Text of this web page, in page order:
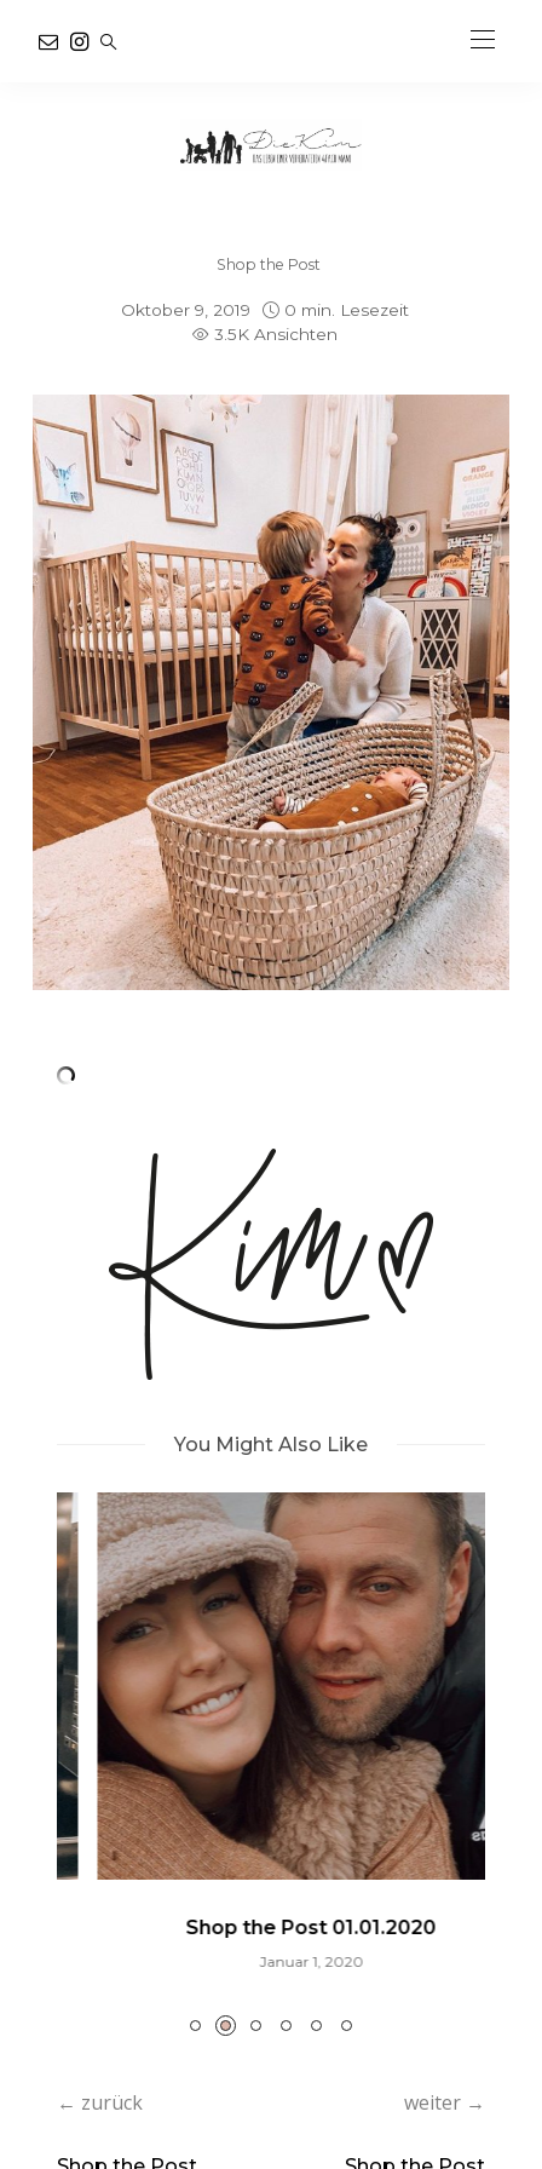
Shop the Post
Oktober 9, 2019
0 min. Lesezeit
3.5K Ansichten
You Might Also Like
Shop the Post 01.01.2020
Januar 1, 2020
← zurück weiter →